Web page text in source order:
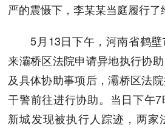
严的震慑下，李某某当庭履行了
5月13日下午，河南省鹤壁
来灞桥区法院申请异地执行协
及具体协助事项后，灞桥区法
干警前往进行协助。当日下午
新城发现被执行人踪迹，两家